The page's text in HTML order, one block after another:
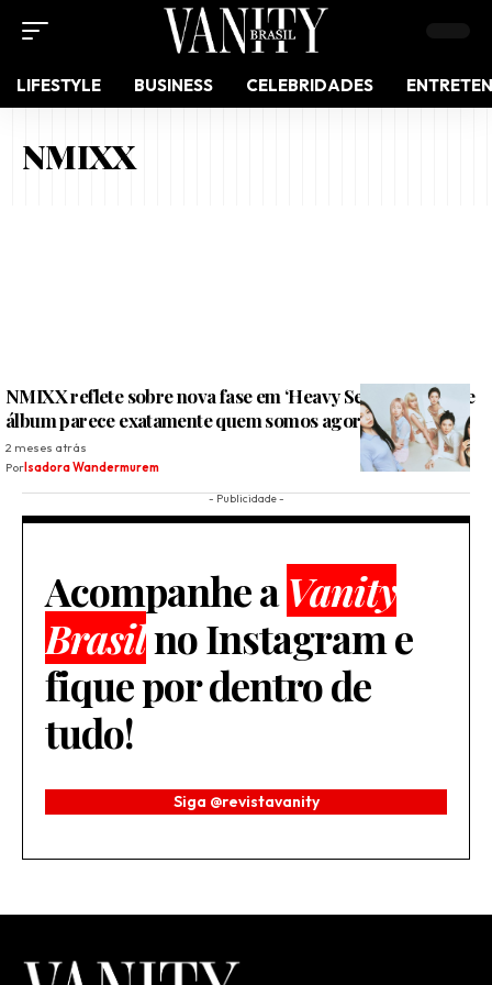
LIFESTYLE BUSINESS CELEBRIDADES
NMIXX
NMIXX reflete sobre nova fase em ‘Heavy Serenade’: “Este
álbum parece exatamente quem somos agora”
2 meses atrás
Por Isadora Wandermurem
- Publicidade -
Acompanhe aVanity
Brasilno Instagram e
fique por dentro de
tudo!
Siga @revistavanity